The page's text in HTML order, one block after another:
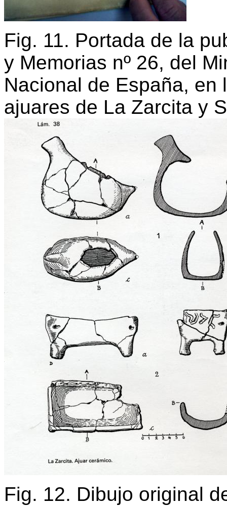
Fig. 11. Portada de la
y Memorias nº 26, del
Nacional de España,
ajuares de La Zarcita y
Fig. 12. Dibujo original